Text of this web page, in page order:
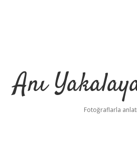
Anı
Fotoğraflarla